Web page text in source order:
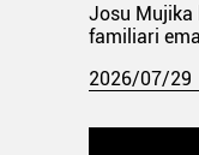
Josu Mujika
familiari
2026/07/29